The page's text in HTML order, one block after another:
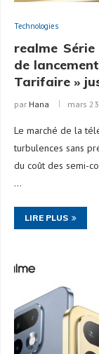
Technologies
realme
de
Tarifaire »
par Hana mars
Le marché de la
turbulences sans
du coût des semi-
…
LIRE PLUS